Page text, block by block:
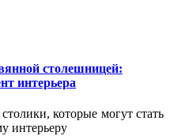
столешницей:
интерьера
которые могут стать
интерьеру